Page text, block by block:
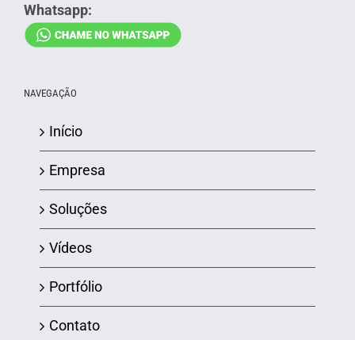
Whatsapp:
NAVEGAÇÃO
Início
Empresa
Soluções
Vídeos
Portfólio
Contato